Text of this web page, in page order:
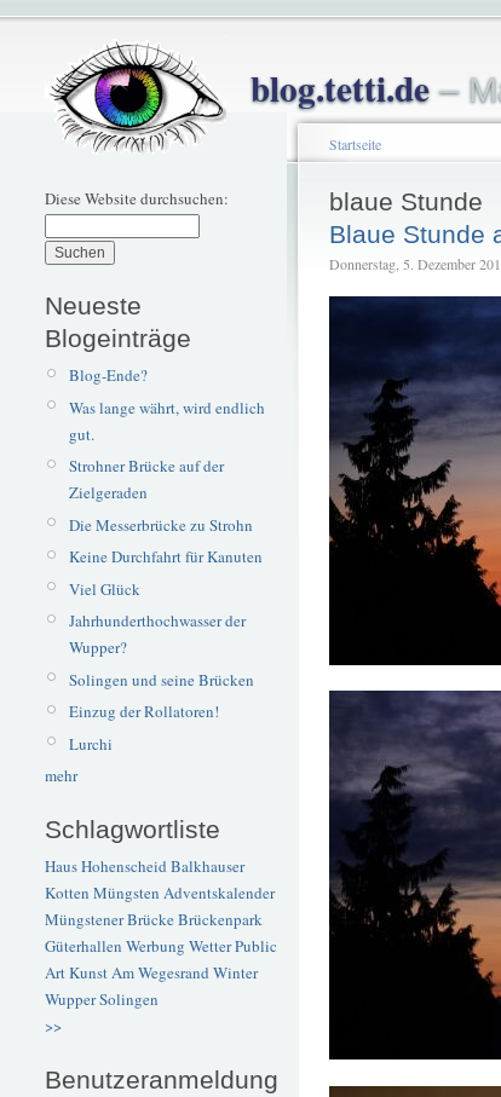
blog.tetti.de–
Diese Website durchsuchen:
Neueste
Blogeinträge
Blog-Ende?
Was lange währt, wird endlich
gut.
Strohner Brücke auf der
Zielgeraden
Die Messerbrücke zu Strohn
Keine Durchfahrt für Kanuten
Viel Glück
Jahrhunderthochwasser der
Wupper?
Solingen und seine Brücken
Einzug der Rollatoren!
Lurchi
mehr
Schlagwortliste
Haus Hohenscheid Balkhauser
Kotten Müngsten Adventskalender
Müngstener BrückeBrückenpark
Güterhallen Werbung WetterPublic
ArtKunstAm Wegesrand Winter
WupperSolingen
>>
Benutzeranmeldung
Startseite
blaue Stunde
Blaue Stunde
Donnerstag, 5. Dezember